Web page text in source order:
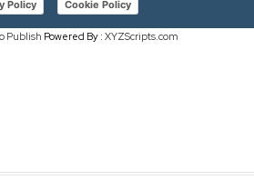
Policy Cookie Policy
Publish Powered By : XYZScripts.com